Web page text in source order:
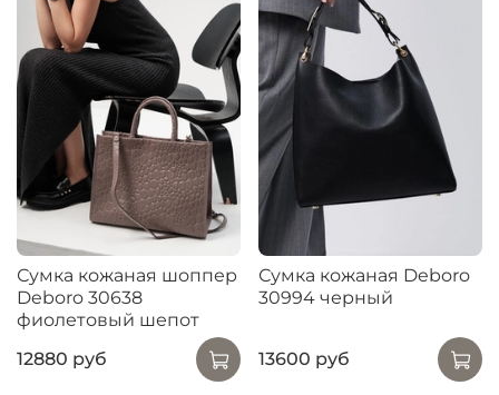
Сумка кожаная шоппер
Deboro 30638
фиолетовый шепот
12880 руб
Сумка кожаная Deboro
30994 черный
13600 руб